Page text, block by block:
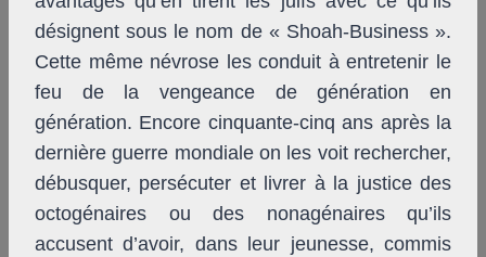
désignent sous le nom de « Shoah-Business ».
Cette même névrose les conduit à entretenir le
feu de la vengeance de génération en
génération. Encore cinquante-cinq ans après la
dernière guerre mondiale on les voit rechercher,
débusquer, persécuter et livrer à la justice des
octogénaires ou des nonagénaires qu’ils
accusent d’avoir, dans leur jeunesse, commis